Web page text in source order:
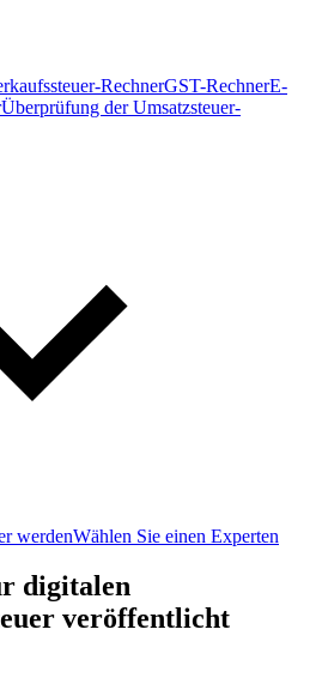
RechnerGST-RechnerE-
Überprüfung der Umsatzsteuer-
werdenWählen Sie einen Experten
digitalen
veröffentlicht